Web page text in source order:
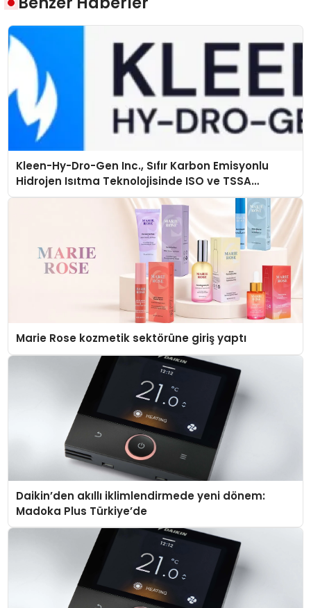
Kleen-Hy-Dro-Gen Inc., Sıfır Karbon Emisyonlu
Hidrojen Isıtma Teknolojisinde ISO ve TSSA
Düzenleyici Onaylarını Aldı
Marie Rose kozmetik sektörüne giriş yaptı
Daikin’den akıllı iklimlendirmede yeni dönem:
Madoka Plus Türkiye’de